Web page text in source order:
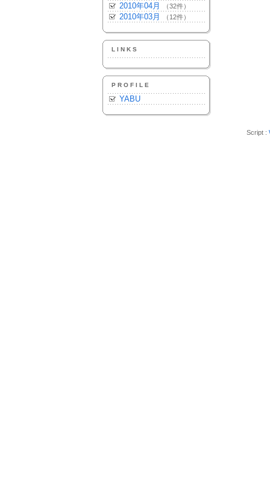
2010年04月 （32件）
2010年03月 （12件）
LINKS
PROFILE
YABU
Script :